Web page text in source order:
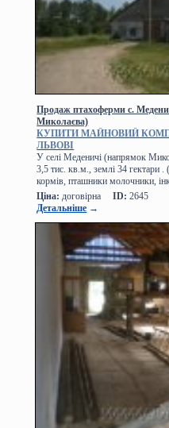
Продаж птахоферми с.
Миколаєва)
КУПИТИ МАЙНОВИЙ
ЛЬВОВІ
У селі Меденичі (напрямок
3,5 тис. кв.м., землі 34 гектари
кормів, пташники молочники,
Ціна: договірна ID: 2645
Детальніше →